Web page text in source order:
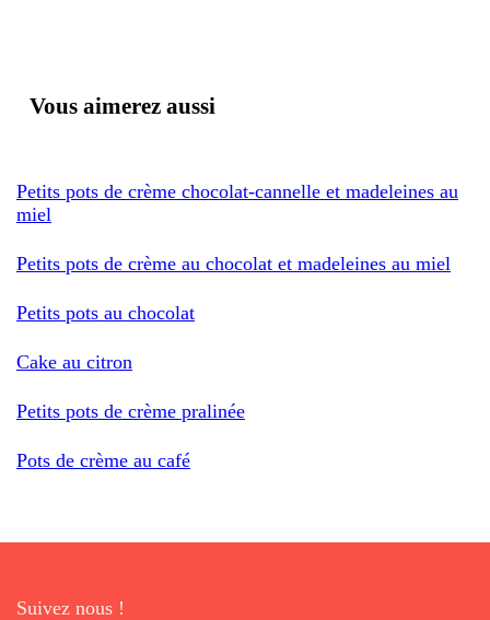
Vous aimerez aussi
Petits pots de crème chocolat-cannelle et madeleines au
miel
Petits pots de crème au chocolat et madeleines au miel
Petits pots au chocolat
Cake au citron
Petits pots de crème pralinée
Pots de crème au café
Suivez nous !